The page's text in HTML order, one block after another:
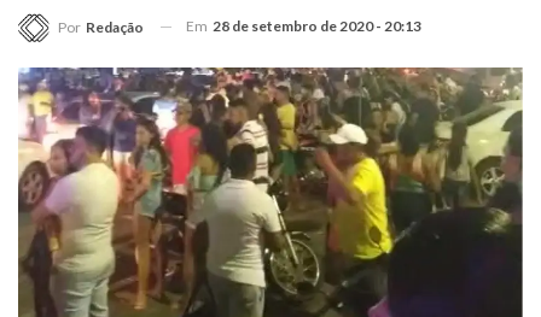
Por Redação Em 28 de setembro de 2020 - 20:13